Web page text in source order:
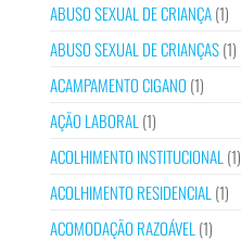
ABUSO SEXUAL DE CRIANÇA(1)
ABUSO SEXUAL DE CRIANÇAS(1)
ACAMPAMENTO CIGANO (1)
AÇÃO LABORAL (1)
ACOLHIMENTO INSTITUCIONAL (1)
ACOLHIMENTO RESIDENCIAL (1)
ACOMODAÇÃO RAZOÁVEL (1)